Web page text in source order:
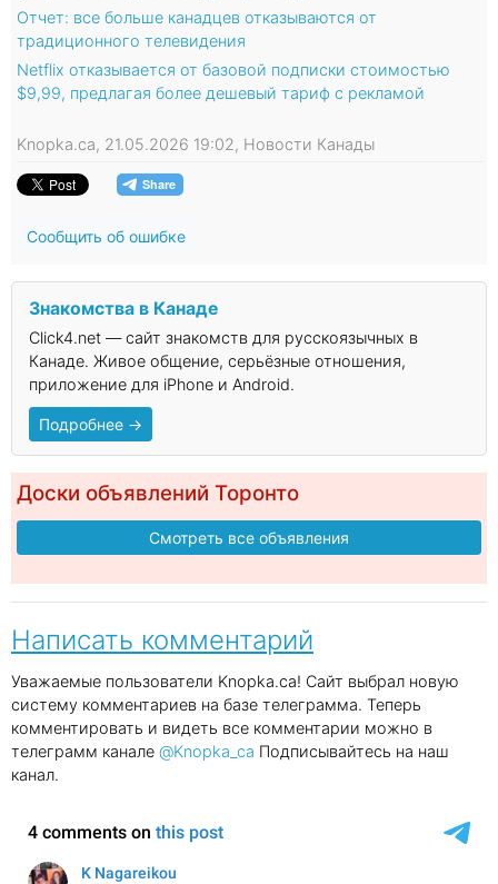
Отчет: все больше канадцев отказываются от
традиционного телевидения
Netflix отказывается от базовой подписки стоимостью
$9,99, предлагая более дешевый тариф с рекламой
Knopka.ca, 21.05.2026 19:02, Новости Канады
Сообщить об ошибке
Знакомства в Канаде
Click4.net — сайт знакомств для русскоязычных в
Канаде. Живое общение, серьёзные отношения,
приложение для iPhone и Android.
Подробнее →
Доски объявлений Торонто
Смотреть все объявления
Написать комментарий
Уважаемые пользователи Knopka.ca! Сайт выбрал новую
систему комментариев на базе телеграмма. Теперь
комментировать и видеть все комментарии можно в
телеграмм канале @Knopka_ca Подписывайтесь на наш
канал.